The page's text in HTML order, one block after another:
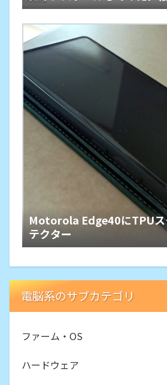
Motorola Edge40にTPUス
テクター
電脳系のサブカテゴリ
ファーム・OS
ハードウェア